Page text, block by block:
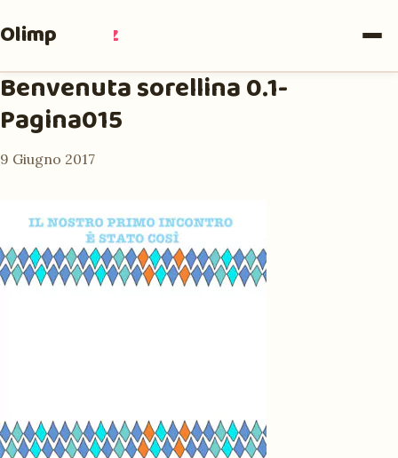
Olimpia Ruiz
Benvenuta sorellina 0.1-
Pagina015
9 Giugno 2017